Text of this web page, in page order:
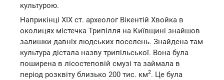
культурою.
Наприкінці XIX ст. археолог Вікентій Хвойка в
околицях містечка Трипілля на Київщині знайшов
залишки давніх людських поселень. Знайдена там
культура дістала назву трипільської. Вона була
поширена в лісостеповій смузі та займала в
період розквіту близько 200 тис. км2. Це була